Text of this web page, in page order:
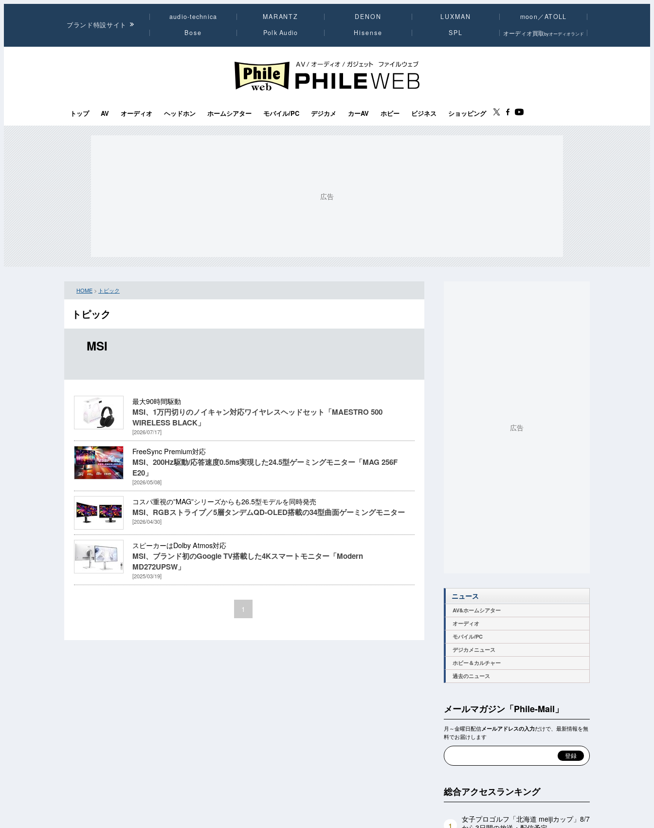
ブランド特設サイト
audio-technica MARANTZ DENON LUXMAN
moon／ATOLL
Bose
Polk Audio Hisense SPL オーディオ買取byオーディオランド
PHILE WEB｜AV/オーディオ/ガジェット
トップ AV オーディオ ヘッドホン ホームシアター モバイル/PC デジカメ カーAV ホビー ビジネス ショッピング
HOME > トピック
トピック
MSI
最大90時間駆動
MSI、1万円切りのノイキャン対応ワイヤレスヘッドセット「MAESTRO 500
WIRELESS BLACK」
[2026/07/17]
FreeSync Premium対応
MSI、200Hz駆動/応答速度0.5ms実現した24.5型ゲーミングモニター「MAG 256F
E20」
[2026/05/08]
コスパ重視の”MAG”シリーズからも26.5型モデルを同時発売
MSI、RGBストライプ／5層タンデムQD-OLED搭載の34型曲面ゲーミングモニター
[2026/04/30]
スピーカーはDolby Atmos対応
MSI、ブランド初のGoogle TV搭載した4Kスマートモニター「Modern
MD272UPSW」
[2025/03/19]
1
ニュース
AV&ホームシアター
オーディオ
モバイル/PC
デジカメニュース
ホビー＆カルチャー
過去のニュース
メールマガジン「Phile-Mail」
月～金曜日配信メールアドレスの入力だけで、最新情報を無
料でお届けします
総合アクセスランキング
女子プロゴルフ「北海道 meijiカップ」8/7